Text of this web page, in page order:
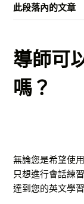
此段落內的文章
導師可
嗎？
無論您是希望使
只想進行會話練
達到您的英文學